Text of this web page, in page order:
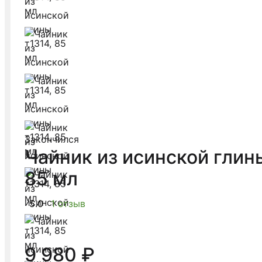
Закончился
Чайник из исинской
85 мл
5.0 1 отзыв
9 980 ₽